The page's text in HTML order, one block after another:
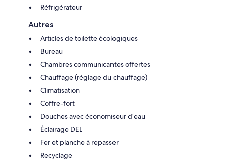
Réfrigérateur
Autres
Articles de toilette écologiques
Bureau
Chambres communicantes offertes
Chauffage (réglage du chauffage)
Climatisation
Coffre-fort
Douches avec économiseur d’eau
Éclairage DEL
Fer et planche à repasser
Recyclage